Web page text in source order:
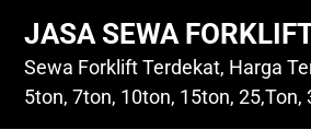
content
JASA SEWA
Sewa Forklift Terdekat, Harga
5ton, 7ton, 10ton, 15ton, 25,Ton,